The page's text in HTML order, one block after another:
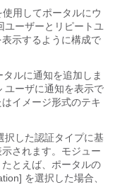
使用してポータルにウ
ユーザーとリピートユ
示するように構成で
ルに通知を追加しま
ユーザに通知を表示で
イメージ形式のテキ
択した認証タイプに基
されます。モジュー
とえば、ポータルの
を選択した場合、